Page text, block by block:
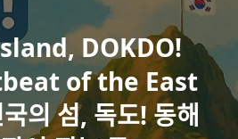
DOKDO!
of the East
의 섬, 독도! 동해